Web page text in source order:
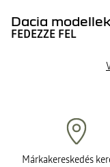
Dacia
FEDEZZE FEL
Márkakereskedés